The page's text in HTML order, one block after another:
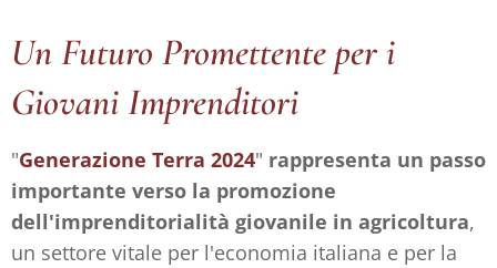
Un Futuro Promettente per i
Giovani Imprenditori
"Generazione Terra 2024" rappresenta un passo
importante verso la promozione
dell'imprenditorialità giovanile in agricoltura,
un settore vitale per l'economia italiana e per la